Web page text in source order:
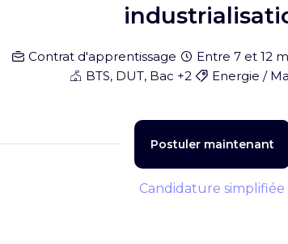
Contrat d'apprentissage Entre 7 et 12
BTS, DUT, Bac +2
Energie /
Postuler maintenant
Candidature simplifiée